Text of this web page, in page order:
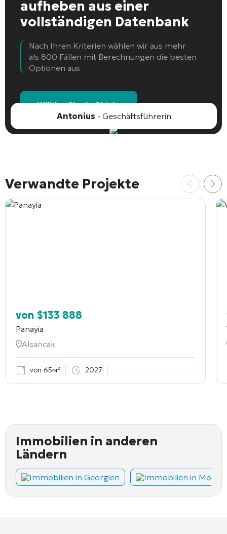
aufheben aus einer
vollständigen Datenbank
Nach Ihren Kriterien wählen wir aus mehr
als 800 Fällen mit Berechnungen die besten
Optionen aus
Wählen Sie ein Objekt
Antonius - Geschäftsführerin
Verwandte Projekte
von $133 888
Panayia
Alsancak
von 65м² 2027
Immobilien in anderen
Ländern
Immobilien in Georgien Immobilien in